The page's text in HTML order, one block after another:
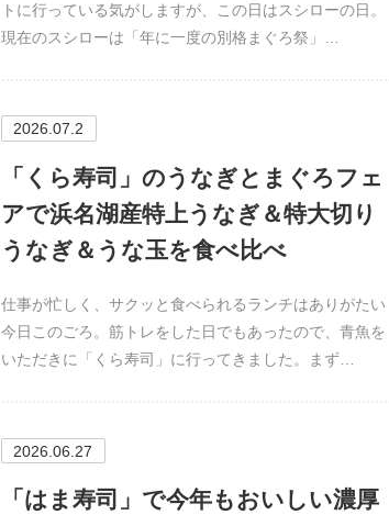
トに行っている気がしますが、この日はスシローの日。
現在のスシローは「年に一度の別格まぐろ祭」…
2026.07.2
「くら寿司」のうなぎとまぐろフェ
アで浜名湖産特上うなぎ＆特大切り
うなぎ＆うな玉を食べ比べ
仕事が忙しく、サクッと食べられるランチはありがたい
今日このごろ。筋トレをした日でもあったので、青魚を
いただきに「くら寿司」に行ってきました。まず…
2026.06.27
「はま寿司」で今年もおいしい濃厚